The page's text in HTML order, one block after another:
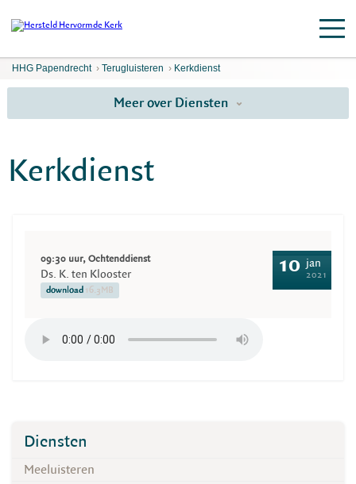
HHG Papendrecht › Terugluisteren › Kerkdienst
Meer over Diensten
Kerkdienst
09:30 uur, Ochtenddienst
Ds. K. ten Klooster
download 16.3MB
10 jan
2021
Diensten
Meeluisteren